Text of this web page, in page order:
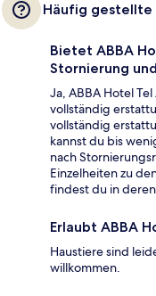
Häufig gestellte
Bietet ABBA
Stornierung
Ja, ABBA Hotel
vollständig
vollständig
kannst du bis
nach
Einzelheiten zu
findest du in
Erlaubt ABBA
Haustiere sind
willkommen.